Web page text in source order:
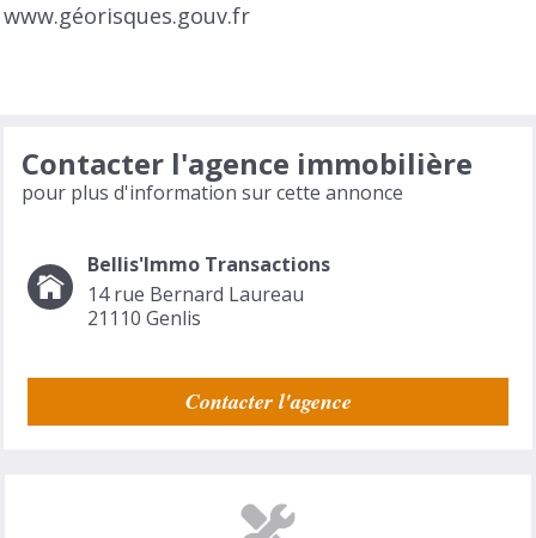
www.géorisques.gouv.fr
Contacter l'agence immobilière
pour plus d'information sur cette annonce
Bellis'Immo Transactions
14 rue Bernard Laureau
21110 Genlis
Contacter l'agence